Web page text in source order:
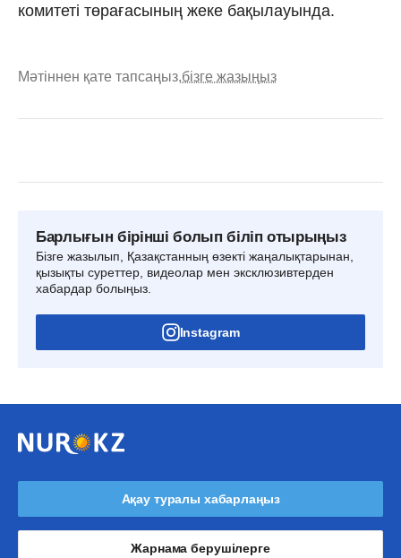
комитеті төрағасының жеке бақылауында.
Мәтіннен қате тапсаңыз,бізге жазыңыз
Барлығын бірінші болып біліп отырыңыз
Бізге жазылып, Қазақстанның өзекті жаңалықтарынан,
қызықты суреттер, видеолар мен эксклюзивтерден
хабардар болыңыз.
Instagram
Ақау туралы хабарлаңыз
Жарнама берушілерге